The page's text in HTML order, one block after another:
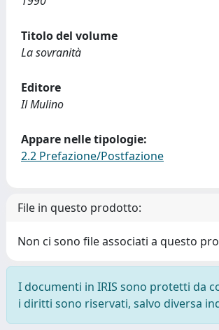
Titolo del volume
La sovranità
Editore
Il Mulino
Appare nelle tipologie:
2.2 Prefazione/Postfazione
File in questo prodotto:
Non ci sono file associati a questo
I documenti in IRIS sono protetti da
i diritti sono riservati, salvo diversa